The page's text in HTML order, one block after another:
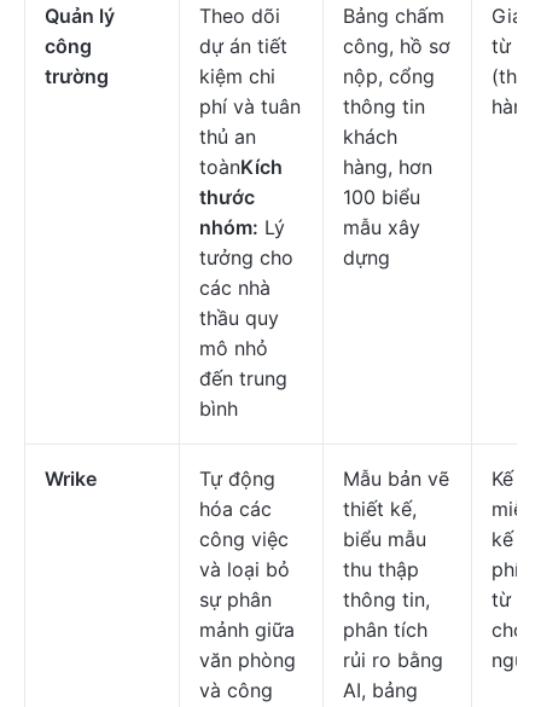
Quản lý
công
trường
Theo dõi
dự án tiết
kiệm chi
phí và tuân
thủ an
toànKích
thước
nhóm: Lý
tưởng cho
các nhà
thầu quy
mô nhỏ
đến trung
bình
Bảng chấm
công, hồ sơ
nộp, cổng
thông tin
khách
hàng, hơn
100 biểu
mẫu xây
dựng
Giá
từ
Wrike
Tự động
hóa các
công việc
và loại bỏ
sự phân
mảnh giữa
văn phòng
và công
Mẫu bản vẽ
thiết kế,
biểu mẫu
thu thập
thông tin,
phân tích
rủi ro bằng
AI, bảng
Kế
kế
phí
từ
cho